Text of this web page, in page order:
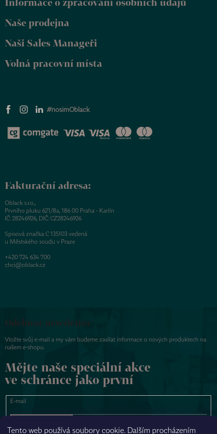
Tento web používá soubory cookie. Dalším procházením
Naše prodejna
Naši Sales Manageři
Volná pracovní místa
#nosimOblack
Fakturační adresa:
Oblack s.r.o.,
Prvního pluku 621/8a, 186 00 Praha - Karlín
IČ: 28246926, DIČ: CZ28246926
Spisová značka C 135103 vedená
u Městského soudu v Praze
+420 724 634 700
chci@oblack.cz
Odebírat newsletter
Vložte svůj e-mail a my vám budeme zasílat informace o nových produktech na
našem e-shopu.
Mějte naše speciální akce
ve schránce jako první
E-mail